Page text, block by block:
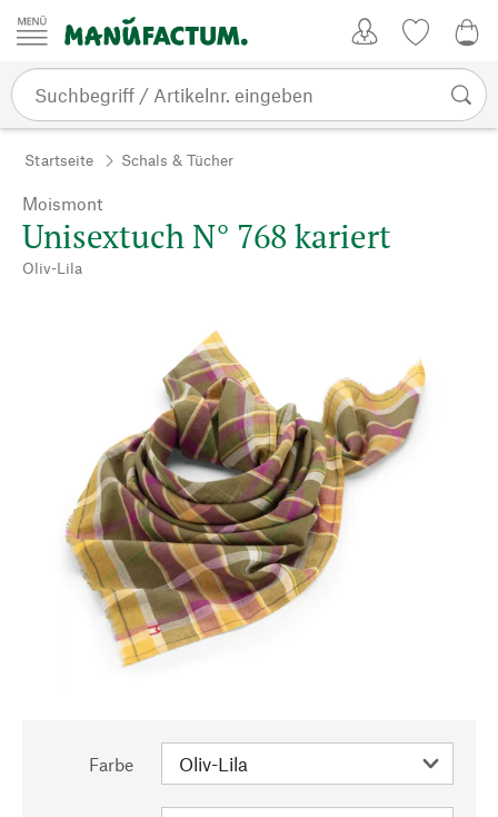
Zum Inhalt springen
Startseite Schals & Tücher
Moismont
Unisextuch N° 768 kariert
Oliv-Lila
Farbe